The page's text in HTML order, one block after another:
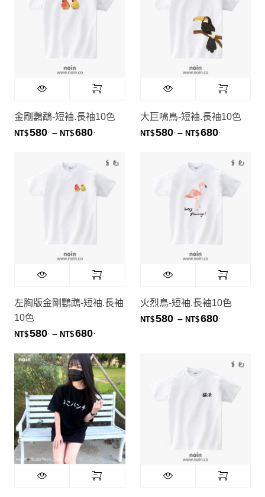
金剛鸚鵡-短袖.長袖10色
NT$580 – NT$680價格範圍：NT$580. 到 NT$680.
大巨嘴鳥-短袖.長袖10色
NT$580 – NT$680
左胸版金剛鸚鵡-短袖.長袖
10色
NT$580 – NT$680價格範圍：NT$580. 到 NT$680.
火烈鳥-短袖.長袖10色
NT$580 – NT$680